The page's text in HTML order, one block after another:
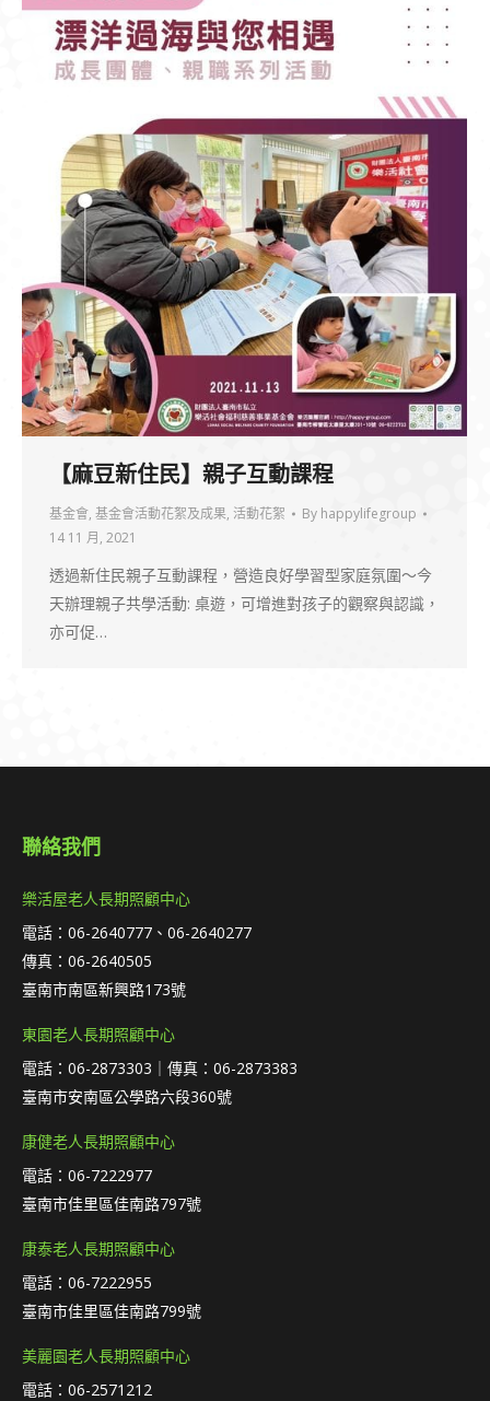
【麻豆新住民】親子互動課程
基金會, 基金會活動花絮及成果, 活動花絮 By happylifegroup
14 11 月, 2021
透過新住民親子互動課程，營造良好學習型家庭氛圍～今
天辦理親子共學活動: 桌遊，可增進對孩子的觀察與認識，
亦可促…
聯絡我們
樂活屋老人長期照顧中心
電話：06-2640777、06-2640277
傳真：06-2640505
臺南市南區新興路173號
東園老人長期照顧中心
電話：06-2873303｜傳真：06-2873383
臺南市安南區公學路六段360號
康健老人長期照顧中心
電話：06-7222977
臺南市佳里區佳南路797號
康泰老人長期照顧中心
電話：06-7222955
臺南市佳里區佳南路799號
美麗園老人長期照顧中心
電話：06-2571212